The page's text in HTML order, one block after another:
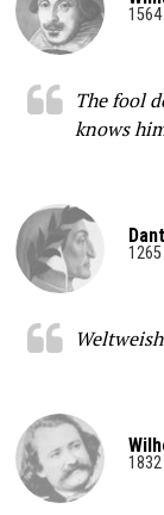
The fool
knows
1265